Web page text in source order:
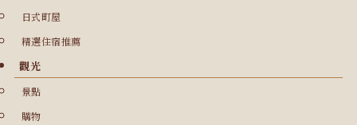
日式町屋
精選住宿推薦
觀光
景點
購物